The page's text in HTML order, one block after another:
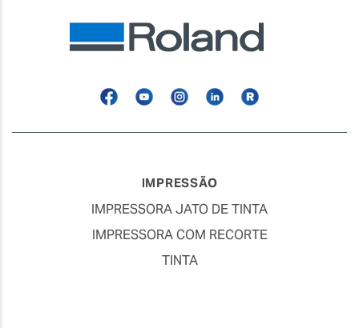
FacebookYouTubeInstagramLinkedinRoland
IMPRESSÃO
IMPRESSORA JATO DE TINTA
IMPRESSORA COM RECORTE
TINTA